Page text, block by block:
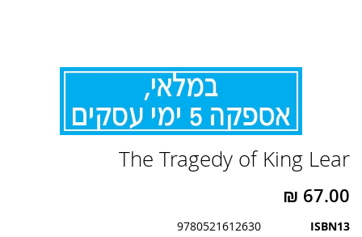
The Tragedy of King Lear
ISBN13
9780521612630
להתחלה
גלריית
תמונות